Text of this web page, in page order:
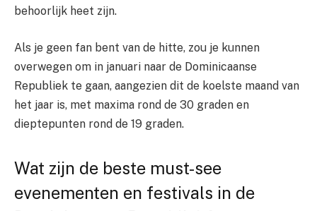
behoorlijk heet zijn.
Als je geen fan bent van de hitte, zou je kunnen
overwegen om in januari naar de Dominicaanse
Republiek te gaan, aangezien dit de koelste maand van
het jaar is, met maxima rond de 30 graden en
dieptepunten rond de 19 graden.
Wat zijn de beste must-see
evenementen en festivals in de